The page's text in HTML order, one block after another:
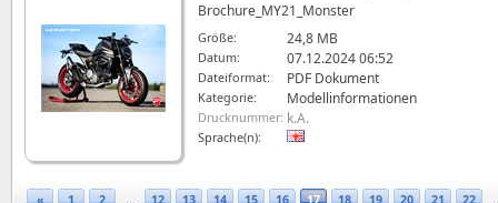
Brochure_MY21_Monster
Größe: 24,8 MB
Datum: 07.12.2024 06:52
Dateiformat: PDF Dokument
Kategorie: Modellinformationen
Drucknummer: k.A.
Sprache(n):
« 1 2 ... 12 13 14 15 16 17 18 19 20 21 22